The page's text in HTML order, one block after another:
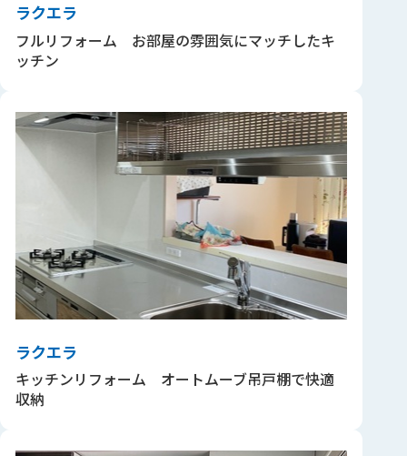
ラクエラ
フルリフォーム お部屋の雰囲気にマッチしたキ
ッチン
ラクエラ
キッチンリフォーム オートムーブ吊戸棚で快適
収納